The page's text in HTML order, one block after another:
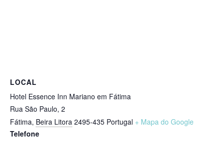
LOCAL
Hotel Essence Inn Mariano em Fátima
Rua São Paulo, 2
Fátima, Beira Litora 2495-435 Portugal + Mapa do Google
Telefone